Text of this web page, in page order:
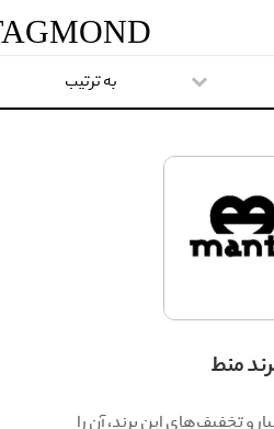
TAGMOND
منط
و تخفیف‌های این برند، آن را
به ترتیب